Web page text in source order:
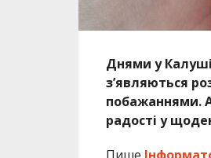
Днями у
з’являються
побажаннями.
радості у